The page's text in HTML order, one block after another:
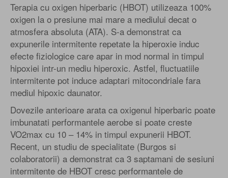
Terapia cu oxigen hiperbaric (HBOT) utilizeaza 100%
oxigen la o presiune mai mare a mediului decat o
atmosfera absoluta (ATA). S-a demonstrat ca
expunerile intermitente repetate la hiperoxie induc
efecte fiziologice care apar in mod normal in timpul
hipoxiei intr-un mediu hiperoxic. Astfel, fluctuatiile
intermitente pot induce adaptari mitocondriale fara
mediul hipoxic daunator.
Dovezile anterioare arata ca oxigenul hiperbaric poate
imbunatati performantele aerobe si poate creste
VO2max cu 10 – 14% in timpul expunerii HBOT.
Recent, un studiu de specialitate (Burgos si
colaboratorii) a demonstrat ca 3 saptamani de sesiuni
intermitente de HBOT cresc performantele de